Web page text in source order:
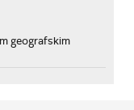
geografskim